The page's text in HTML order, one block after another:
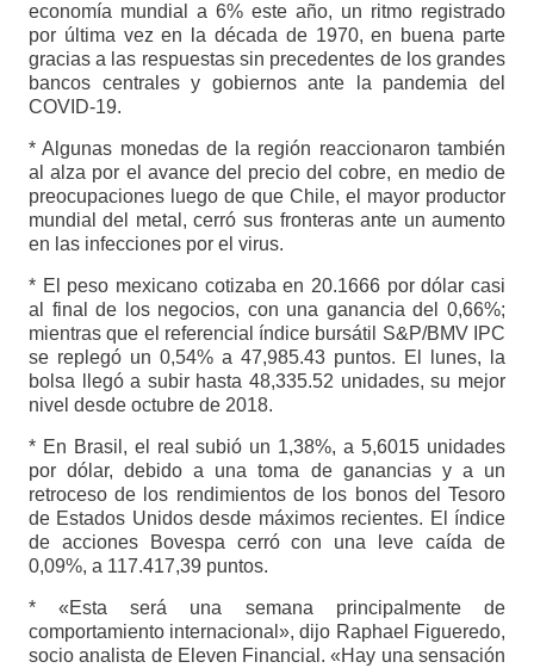
economía mundial a 6% este año, un ritmo registrado
por última vez en la década de 1970, en buena parte
gracias a las respuestas sin precedentes de los grandes
bancos centrales y gobiernos ante la pandemia del
COVID-19.
* Algunas monedas de la región reaccionaron también
al alza por el avance del precio del cobre, en medio de
preocupaciones luego de que Chile, el mayor productor
mundial del metal, cerró sus fronteras ante un aumento
en las infecciones por el virus.
* El peso mexicano cotizaba en 20.1666 por dólar casi
al final de los negocios, con una ganancia del 0,66%;
mientras que el referencial índice bursátil S&P/BMV IPC
se replegó un 0,54% a 47,985.43 puntos. El lunes, la
bolsa llegó a subir hasta 48,335.52 unidades, su mejor
nivel desde octubre de 2018.
* En Brasil, el real subió un 1,38%, a 5,6015 unidades
por dólar, debido a una toma de ganancias y a un
retroceso de los rendimientos de los bonos del Tesoro
de Estados Unidos desde máximos recientes. El índice
de acciones Bovespa cerró con una leve caída de
0,09%, a 117.417,39 puntos.
* «Esta será una semana principalmente de
comportamiento internacional», dijo Raphael Figueredo,
socio analista de Eleven Financial. «Hay una sensación